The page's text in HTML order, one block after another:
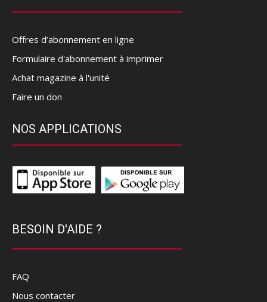
Offres d’abonnement en ligne
Formulaire d'abonnement à imprimer
Achat magazine à l'unité
Faire un don
NOS APPLICATIONS
BESOIN D'AIDE ?
FAQ
Nous contacter